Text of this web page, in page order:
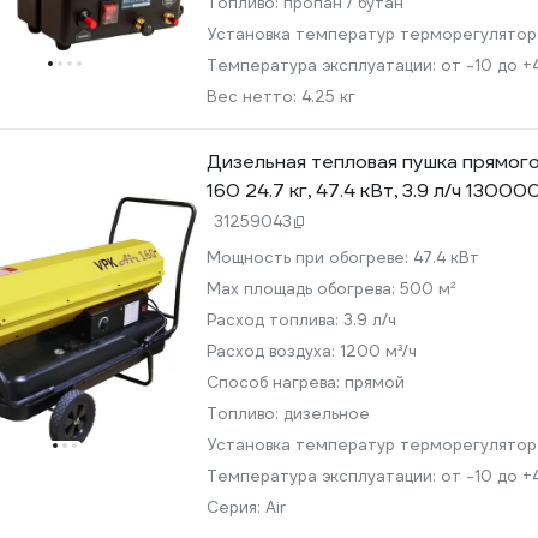
Установка температур
Температура эксплуатации: от -10 до
Вес нетто: 4.25 кг
Дизельная тепловая пушка
160 24.7 кг, 47.4 кВт, 3.9 л/ч
31259043
Мощность при обогреве: 47.4 кВт
Max площадь обогрева: 500 м²
Расход топлива: 3.9 л/ч
Расход воздуха: 1200 м³/ч
Способ нагрева: прямой
Топливо: дизельное
Установка температур
Температура эксплуатации: от -10 до
Серия: Air